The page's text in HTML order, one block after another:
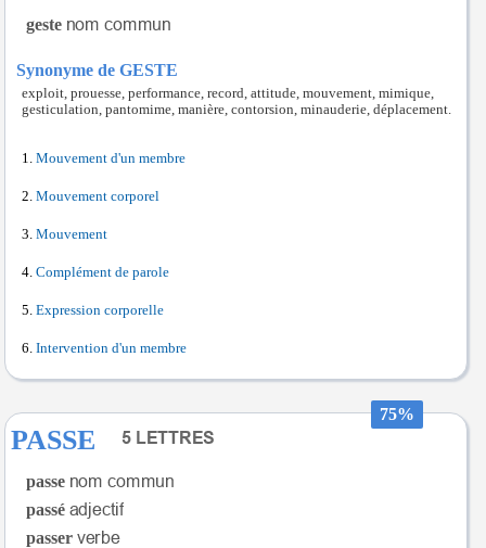
geste
Synonyme de GESTE
exploit, prouesse, performance, record, attitude, mouvement, mimique,
gesticulation, pantomime, manière, contorsion, minauderie, déplacement.
Mouvement d'un membre
Mouvement corporel
Mouvement
Complément de parole
Expression corporelle
Intervention d'un membre
75%
PASSE
passe
passé
passer